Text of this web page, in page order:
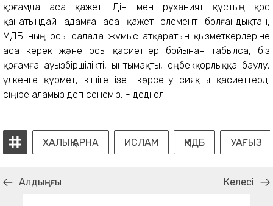
қоғамда аса қажет. Дін мен руханият құстың қос
қанатындай адамға аса қажет элемент болғандықтан,
ҚМДБ-ның осы салада жұмыс атқаратын қызметкерлеріне
аса керек және осы қасиеттер бойынан табылса, біз
қоғамға ауызбіршілікті, ынтымақты, еңбекқорлыққа баулу,
үлкенге құрмет, кішіге ізет көрсету сияқты қасиеттерді
сіңіре аламыз деп сенеміз, - деді ол.
ХАЛЫҚ АРНА ИСЛАМ ҚМДБ УАҒЫЗ
Алдыңғы Келесі